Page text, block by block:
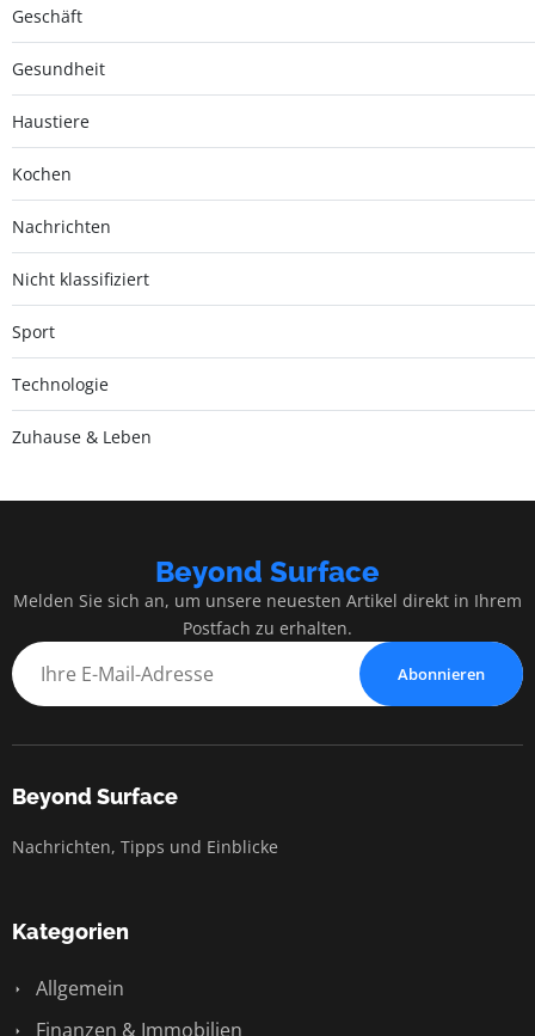
Geschäft
Gesundheit
Haustiere
Kochen
Nachrichten
Nicht klassifiziert
Sport
Technologie
Zuhause & Leben
Beyond Surface
Melden Sie sich an, um unsere neuesten Artikel direkt in Ihrem
Postfach zu erhalten.
Abonnieren
Beyond Surface
Nachrichten, Tipps und Einblicke
Kategorien
Allgemein
Finanzen & Immobilien